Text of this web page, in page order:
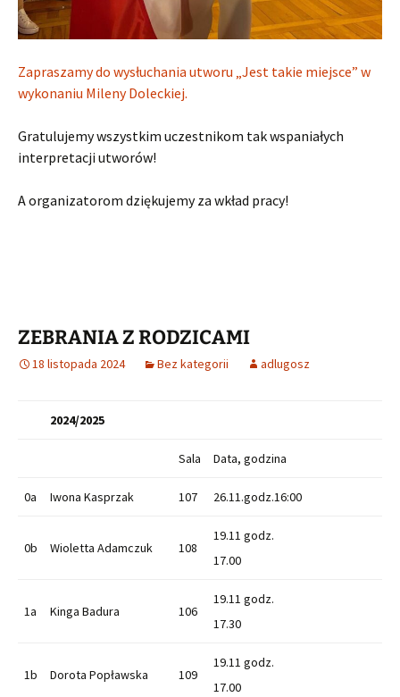
Zapraszamy do wysłuchania utworu „Jest takie miejsce” w
wykonaniu Mileny Doleckiej.
Gratulujemy wszystkim uczestnikom tak wspaniałych
interpretacji utworów!
A organizatorom dziękujemy za wkład pracy!
ZEBRANIA Z RODZICAMI
18 listopada 2024 Bez kategorii adlugosz
2024/2025
Sala Data, godzina
0a Iwona Kasprzak 107 26.11.godz.16:00
0b Wioletta Adamczuk 108
19.11 godz.
17.00
1a Kinga Badura 106
19.11 godz.
17.30
1b Dorota Popławska 109
19.11 godz.
17.00